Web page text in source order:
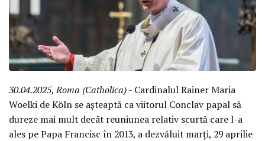
30.04.2025, Roma (Catholica)- Cardinalul Rainer Maria
Woelki de Köln se așteaptă ca viitorul Conclav papal să
dureze mai mult decât reuniunea relativ scurtă care l-a
ales pe Papa Francisc în 2013, a dezvăluit marți, 29 aprilie